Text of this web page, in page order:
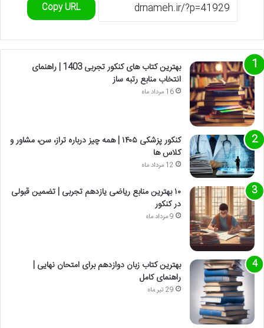
Copy URL
بهترین کتاب های کنکور تجربی 1403 | راهنمای
انتخاب منابع رتبه ساز
16 مرداد ماه
کنکور پزشکی ۱۴۰۵ | همه چیز درباره تراز، سن، مشاور و
کلاس ها
12 مرداد ماه
۱۰ بهترین منابع ریاضی یازدهم تجربی | تضمین قبولی
در کنکور
9 مرداد ماه
بهترین کتاب زبان دوازدهم برای امتحان نهایی |
راهنمای کامل
29 تیر ماه